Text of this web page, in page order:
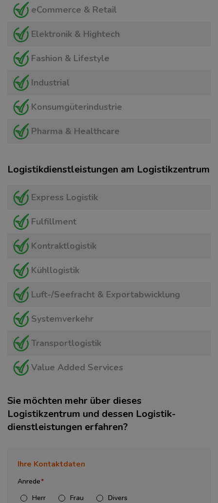
eCommerce & Retail
Elektronik & Hightech
Fashion & Lifestyle
Industrial
Konsumgüterindustrie
Pharma & Healthcare
Logistikdienstleistungen am Logistikzentrum
Express Logistik
Fulfillment
Kontraktlogistik
Kühllogistik
Luft-/Seefracht & Exportabwicklung
Systemverkehr
Transportlogistik
Value Added Services
Sie möchten mehr über dieses
Logistikzentrum und dessen Logistik­
dienstleistungen erfahren?
Ihre Kontaktdaten
Anrede
Herr
Frau
Divers